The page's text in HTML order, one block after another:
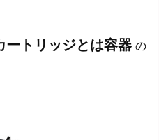
ートリッジとは容器 の